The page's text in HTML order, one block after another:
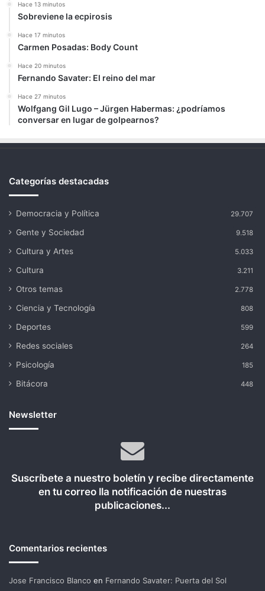
Hace 13 minutos
Sobreviene la ecpirosis
Hace 17 minutos
Carmen Posadas: Body Count
Hace 20 minutos
Fernando Savater: El reino del mar
Hace 27 minutos
Wolfgang Gil Lugo – Jürgen Habermas: ¿podríamos
conversar en lugar de golpearnos?
Categorías destacadas
Democracia y Política 29.707
Gente y Sociedad 9.518
Cultura y Artes 5.033
Cultura 3.211
Otros temas 2.778
Ciencia y Tecnología 808
Deportes 599
Redes sociales 264
Psicología 185
Bitácora 448
Newsletter
Suscríbete a nuestro boletín y recibe directamente
en tu correo lla notificación de nuestras
publicaciones...
Comentarios recientes
Jose Francisco Blanco en Fernando Savater: Puerta del Sol